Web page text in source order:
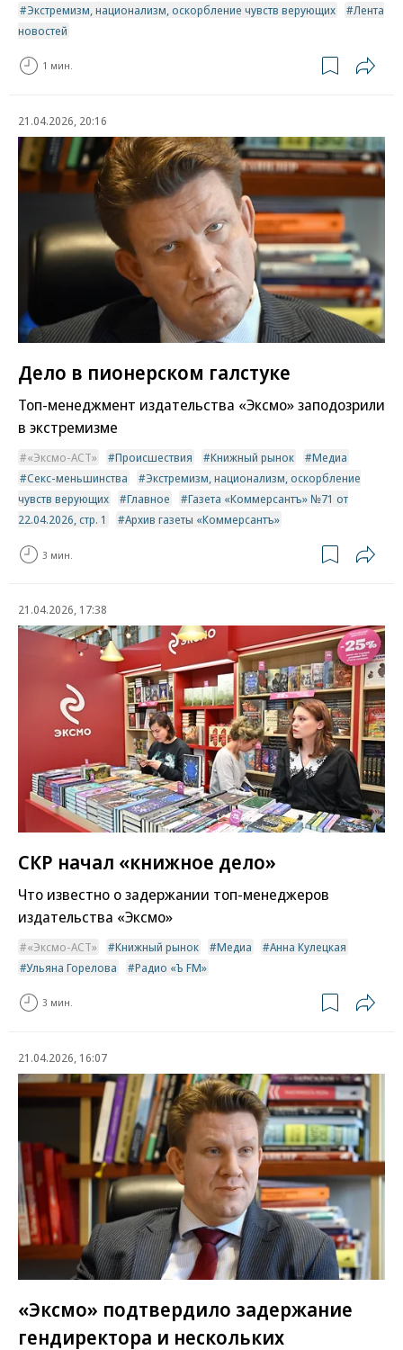
Экстремизм, национализм, оскорбление чувств верующих
Лента
новостей
1 мин.
21.04.2026, 20:16
Дело в пионерском галстуке
Топ-менеджмент издательства «Эксмо» заподозрили
в экстремизме
«Эксмо-АСТ» Происшествия Книжный рынок
Медиа
Секс-меньшинства
Экстремизм, национализм, оскорбление
чувств верующих
Главное
Газета «Коммерсантъ» №71 от
22.04.2026, стр. 1
Архив газеты «Коммерсантъ»
3 мин.
21.04.2026, 17:38
СКР начал «книжное дело»
Что известно о задержании топ-менеджеров
издательства «Эксмо»
«Эксмо-АСТ» Книжный рынок Медиа
Анна Кулецкая
Ульяна Горелова
Радио «Ъ FM»
3 мин.
21.04.2026, 16:07
«Эксмо» подтвердило задержание
гендиректора и нескольких